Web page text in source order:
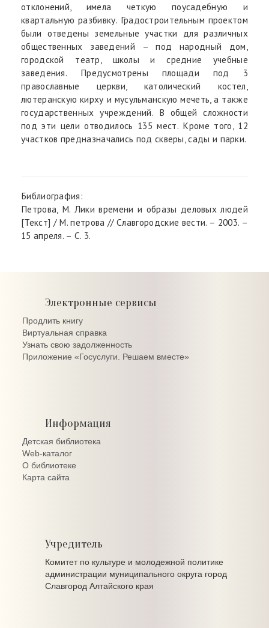
отклонений, имела четкую поусадебную и
квартальную разбивку. Градостроительным проектом
были отведены земельные участки для различных
общественных заведений – под народный дом,
городской театр, школы и средние учебные
заведения. Предусмотрены площади под 3
православные церкви, католический костел,
лютеранскую кирху и мусульманскую мечеть, а также
государственных учреждений. В общей сложности
под эти цели отводилось 135 мест. Кроме того, 12
участков предназначались под скверы, сады и парки.
Библиография:
Петрова, М. Лики времени и образы деловых людей
[Текст] / М. петрова // Славгородские вести. – 2003. –
15 апреля. – С. 3.
Электронные сервисы
Продлить книгу
Виртуальная справка
Узнать свою задолженность
Приложение «Госуслуги. Решаем вместе»
Информация
Детская библиотека
Web-каталог
О библиотеке
Карта сайта
Учредитель
Комитет по культуре и молодежной политике
администрации муниципального округа город
Славгород Алтайского края